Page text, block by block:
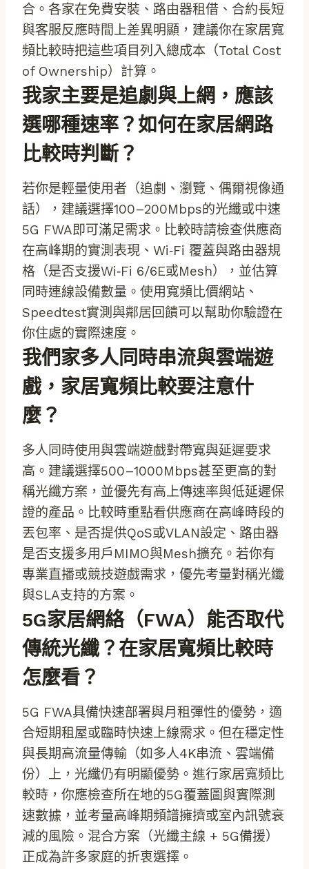
合。各家在免費安裝、路由器租借、合約長短
與客服反應時間上差異明顯，建議你在家居寬
頻比較時把這些項目列入總成本（Total Cost
of Ownership）計算。
我家主要是追劇與上網，應該
選哪種速率？如何在家居網路
比較時判斷？
若你是輕量使用者（追劇、瀏覽、偶爾視像通
話），建議選擇100–200Mbps的光纖或中速
5G FWA即可滿足需求。比較時請檢查供應商
在高峰期的實測表現、Wi‑Fi 覆蓋與路由器規
格（是否支援Wi‑Fi 6/6E或Mesh），並估算
同時連線設備數量。使用寬頻比價網站、
Speedtest實測與鄰居回饋可以幫助你驗證在
你住處的實際速度。
我們家多人同時串流與雲端遊
戲，家居寬頻比較要注意什
麼？
多人同時使用與雲端遊戲對帶寬與延遲要求
高。建議選擇500–1000Mbps甚至更高的對
稱光纖方案，並優先有高上傳速率與低延遲保
證的產品。比較時重點看供應商在高峰時段的
丟包率、是否提供QoS或VLAN設定、路由器
是否支援多用戶MIMO與Mesh擴充。若你有
專業直播或競技遊戲需求，優先考量對稱光纖
與SLA支持的方案。
5G家居網絡（FWA）能否取代
傳統光纖？在家居寬頻比較時
怎麼看？
5G FWA具備快速部署與月租彈性的優勢，適
合短期租屋或臨時快速上線需求。但在穩定性
與長期高流量傳輸（如多人4K串流、雲端備
份）上，光纖仍有明顯優勢。進行家居寬頻比
較時，你應檢查所在地的5G覆蓋圖與實際測
速數據，並考量高峰期頻譜擁擠或室內訊號衰
減的風險。混合方案（光纖主線 + 5G備援）
正成為許多家庭的折衷選擇。